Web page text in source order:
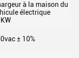
à la maison du
électrique
± 10%